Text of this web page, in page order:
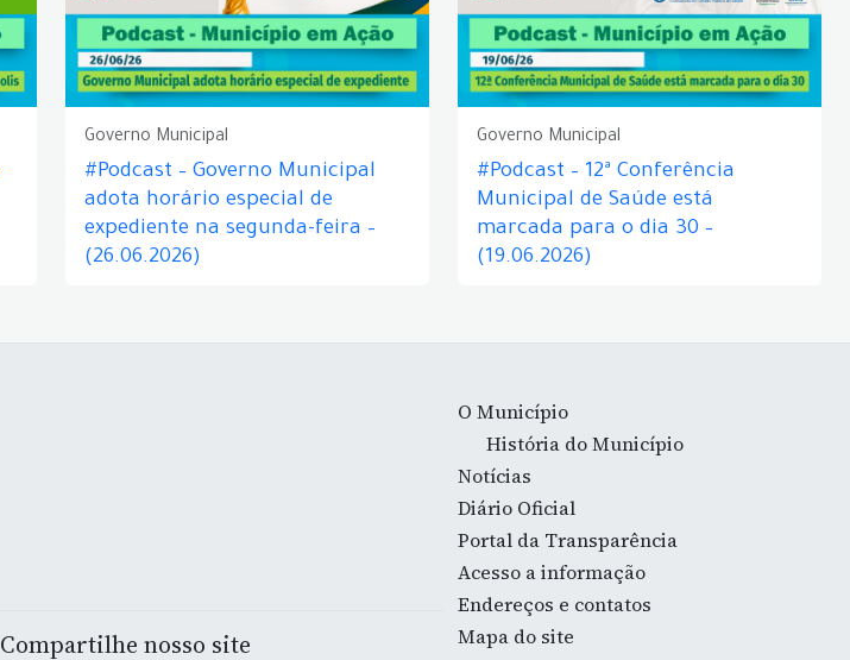
Governo Municipal
#Podcast – Governo Municipal
adota horário especial de
expediente na segunda-feira –
(26.06.2026)
Governo Municipal
#Podcast – 12ª Conferência
Municipal de Saúde está
marcada para o dia 30 –
(19.06.2026)
Compartilhe nosso site
O Município
História do Município
Notícias
Diário Oficial
Portal da Transparência
Acesso a informação
Endereços e contatos
Mapa do site